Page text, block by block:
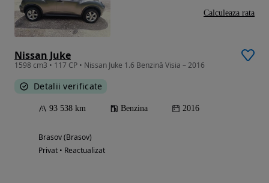
Nissan Juke
1598 cm3 • 117 CP • Nissan Juke 1.6 Benzină Visia – 2016
Detalii verificate
93 538 km Benzina 2016
Brasov (Brasov)
Privat • Reactualizat
Calculeaza rata